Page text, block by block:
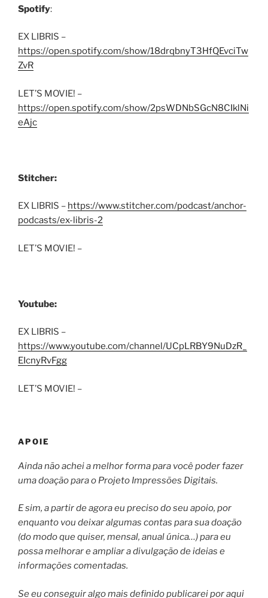
Spotify:
EX LIBRIS –
https://open.spotify.com/show/18drqbnyT3HfQEvciTw
ZvR
LET’S MOVIE! –
https://open.spotify.com/show/2psWDNbSGcN8CIklNi
eAjc
Stitcher:
EX LIBRIS – https://www.stitcher.com/podcast/anchor-
podcasts/ex-libris-2
LET’S MOVIE! –
Youtube:
EX LIBRIS –
https://www.youtube.com/channel/UCpLRBY9NuDzR_
EIcnyRvFgg
LET’S MOVIE! –
APOIE
Ainda não achei a melhor forma para você poder fazer
uma doação para o Projeto Impressões Digitais.
E sim, a partir de agora eu preciso do seu apoio, por
enquanto vou deixar algumas contas para sua doação
(do modo que quiser, mensal, anual única…) para eu
possa melhorar e ampliar a divulgação de ideias e
informações comentadas.
Se eu conseguir algo mais definido publicarei por aqui